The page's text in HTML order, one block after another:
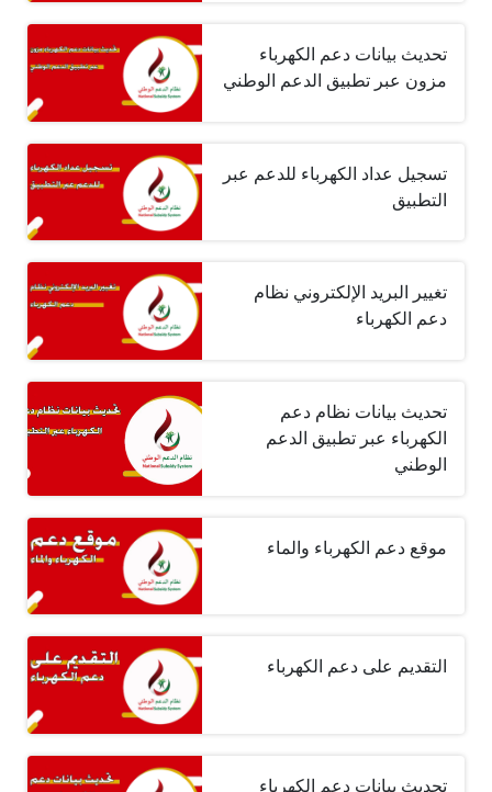
تحديث بيانات دعم الكهرباء
مزون عبر تطبيق الدعم الوطني
تسجيل عداد الكهرباء للدعم عبر
التطبيق
تغيير البريد الإلكتروني نظام
دعم الكهرباء
تحديث بيانات نظام دعم
الكهرباء عبر تطبيق الدعم
الوطني
موقع دعم الكهرباء والماء
التقديم على دعم الكهرباء
تحديث بيانات دعم الكهرباء